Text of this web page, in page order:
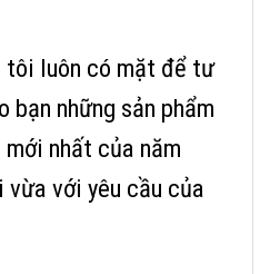
tôi luôn có mặt để tư
bạn những sản phẩm
nhất của năm
vừa với yêu cầu của